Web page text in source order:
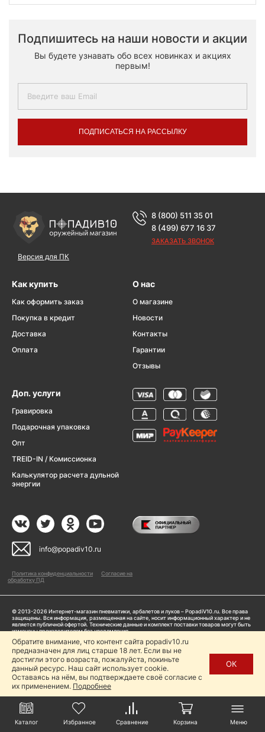
Подпишитесь на наши новости и акции
Вы будете узнавать обо всех новинках и акциях
первым!
ПОДПИСАТЬСЯ НА РАССЫЛКУ
Версия для ПК
8 (800) 511 35 01
8 (499) 677 16 37
ЗАКАЗАТЬ ЗВОНОК
Как купить
Как оформить заказ
Покупка в кредит
Доставка
Оплата
О нас
О магазине
Новости
Контакты
Гарантии
Отзывы
Доп. услуги
Гравировка
Подарочная упаковка
Опт
TREID-IN / Комиссионка
Калькулятор расчета дульной
энергии
info@popadiv10.ru
Политика конфиденциальности
Согласие на
обработку ПД
© 2013-2026 Интернет-магазин пневматики, арбалетов и луков – PopadiV10.ru. Все права
защищены. Вся информация, размещенная на сайте, носит информационный характер и не
является публичной офертой. Технические данные и комплект поставки товаров могут быть
изменены производителем без уведомления
Пользуясь сайтом Popadiv10.ru, пользователь автоматически соглашается с условиями,
прописанными в
Политике конфиденциальности
Копирование любой информации (тексты, фото, видео и др.) с сайта Popadiv10 запрещено,
за исключением наличия письменного согласия администрации сайта Popadiv10.
Каталог Избранное Сравнение Корзина Меню
Обратите внимание, что контент сайта popadiv10.ru
предназначен для лиц старше 18 лет. Если вы не
достигли этого возраста, пожалуйста, покиньте
данный ресурс. Наш сайт использует cookie.
Оставаясь на нём, вы подтверждаете своё согласие с
их применением. Подробнее
ОК